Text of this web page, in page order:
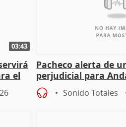
03:43
el
Pacheco alerta de
perjudicial para
agricultura hay que
Sonido Totales